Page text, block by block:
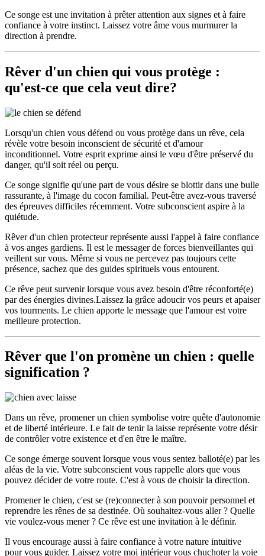
Ce songe est une invitation à prêter attention aux signes et à faire
confiance à votre instinct. Laissez votre âme vous murmurer la
direction à prendre.
Rêver d'un chien qui vous protège :
qu'est-ce que cela veut dire?
Lorsqu'un chien vous défend ou vous protège dans un rêve, cela
révèle votre besoin inconscient de sécurité et d'amour
inconditionnel. Votre esprit exprime ainsi le vœu d'être préservé du
danger, qu'il soit réel ou perçu.
Ce songe signifie qu'une part de vous désire se blottir dans une bulle
rassurante, à l'image du cocon familial. Peut-être avez-vous traversé
des épreuves difficiles récemment. Votre subconscient aspire à la
quiétude.
Rêver d'un chien protecteur représente aussi l'appel à faire confiance
à vos anges gardiens. Il est le messager de forces bienveillantes qui
veillent sur vous. Même si vous ne percevez pas toujours cette
présence, sachez que des guides spirituels vous entourent.
Ce rêve peut survenir lorsque vous avez besoin d'être réconforté(e)
par des énergies divines.Laissez la grâce adoucir vos peurs et apaiser
vos tourments. Le chien apporte le message que l'amour est votre
meilleure protection.
Rêver que l'on promène un chien : quelle
signification ?
Dans un rêve, promener un chien symbolise votre quête d'autonomie
et de liberté intérieure. Le fait de tenir la laisse représente votre désir
de contrôler votre existence et d'en être le maître.
Ce songe émerge souvent lorsque vous vous sentez balloté(e) par les
aléas de la vie. Votre subconscient vous rappelle alors que vous
pouvez décider de votre route. C'est à vous de choisir la direction.
Promener le chien, c'est se (re)connecter à son pouvoir personnel et
reprendre les rênes de sa destinée. Où souhaitez-vous aller ? Quelle
vie voulez-vous mener ? Ce rêve est une invitation à le définir.
Il vous encourage aussi à faire confiance à votre nature intuitive
pour vous guider. Laissez votre moi intérieur vous chuchoter la voie